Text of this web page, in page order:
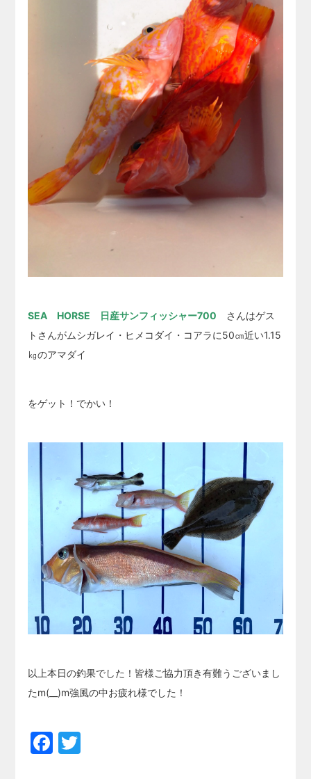
SEA HORSE 日産サンフィッシャー700 さんはゲス
トさんがムシガレイ・ヒメコダイ・コアラに50㎝近い1.15
㎏のアマダイ
をゲット！でかい！
以上本日の釣果でした！皆様ご協力頂き有難うございまし
たm(__)m強風の中お疲れ様でした！
Facebook